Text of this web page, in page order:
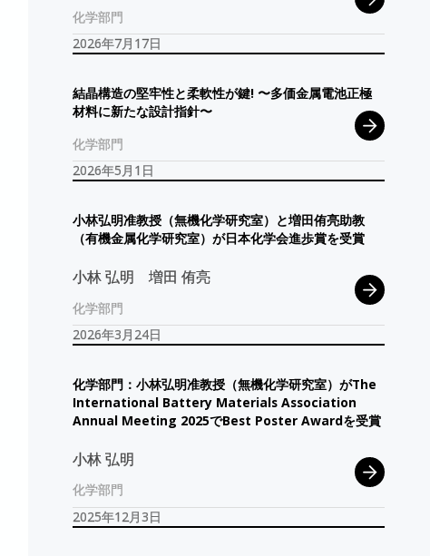
化学部門
2026年7月17日
結晶構造の堅牢性と柔軟性が鍵! 〜多価金属電池正極
材料に新たな設計指針〜
化学部門
2026年5月1日
小林弘明准教授 （無機化学研究室） と増田侑亮助教
（有機金属化学研究室）が日本化学会進歩賞を受賞
小林 弘明 増田 侑亮
化学部門
2026年3月24日
化学部門：小林弘明准教授 （無機化学研究室）がThe
International Battery Materials Association
Annual Meeting 2025でBest Poster Awardを受賞
小林 弘明
化学部門
2025年12月3日